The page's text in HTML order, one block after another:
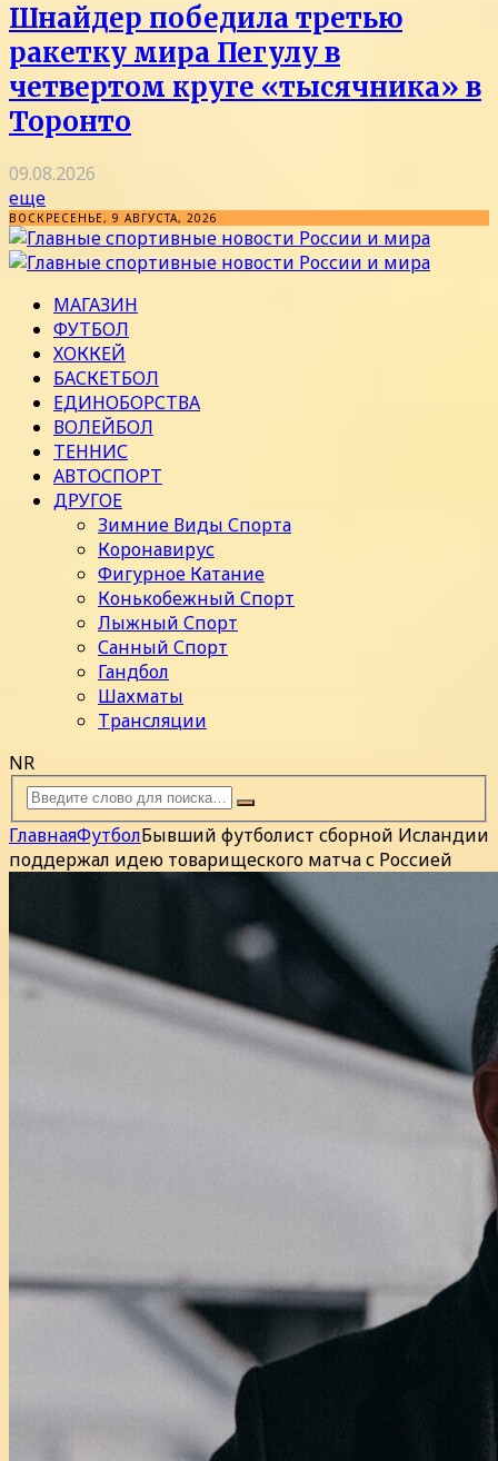
Шнайдер победила третью
ракетку мира Пегулу в
четвертом круге «тысячника» в
Торонто
09.08.2026
еще
ВОСКРЕСЕНЬЕ, 9 АВГУСТА, 2026
МАГАЗИН
ФУТБОЛ
ХОККЕЙ
БАСКЕТБОЛ
ЕДИНОБОРСТВА
ВОЛЕЙБОЛ
ТЕННИС
АВТОСПОРТ
ДРУГОЕ
Зимние Виды Спорта
Коронавирус
Фигурное Катание
Конькобежный Спорт
Лыжный Спорт
Санный Спорт
Гандбол
Шахматы
Трансляции
NR
ГлавнаяФутболБывший футболист сборной Исландии
поддержал идею товарищеского матча с Россией